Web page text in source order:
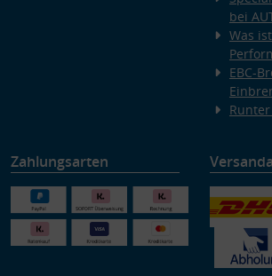
bei
Was
EBC-
Zahlungsarten